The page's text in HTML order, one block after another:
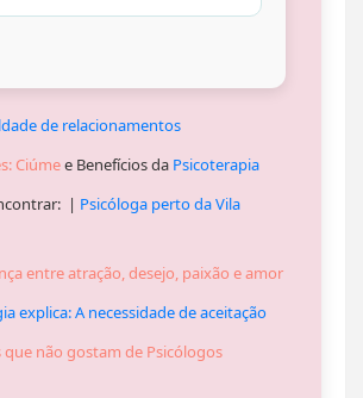
de relacionamentos
Ciúmee Benefícios da Psicoterapia
| Psicóloga perto da Vila
entre atração, desejo, paixão e amor
explica: A necessidade de aceitação
que não gostam de Psicólogos